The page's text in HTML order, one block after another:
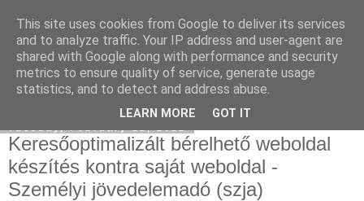
Facebook online marketing
Keresőoptimalizált bérelhető weboldal
készítés kontra saját weboldal -
Személyi jövedelemadó (szja)
This site uses cookies from Google to deliver its services
and to analyze traffic. Your IP address and user-agent are
shared with Google along with performance and security
metrics to ensure quality of service, generate usage
statistics, and to detect and address abuse.
LEARN MORE GOT IT